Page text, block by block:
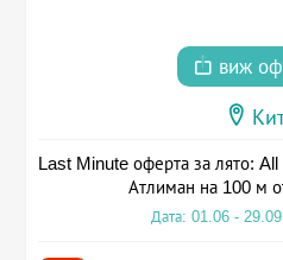
виж
Last Minute оферта за лято:
Атлиман на 100 м
Дата: 01.06 -